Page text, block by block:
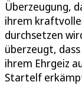
Überzeugung,
ihrem
durchsetzen
überzeugt,
ihrem Ehrgeiz
Startelf